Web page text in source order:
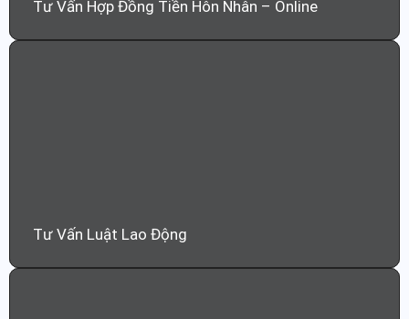
Tư Vấn Hợp Đồng Tiền Hôn Nhân – Online
Tư Vấn Luật Lao Động